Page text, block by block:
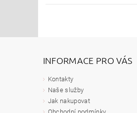
INFORMACE PRO VÁS
Kontakty
Naše služby
Jak nakupovat